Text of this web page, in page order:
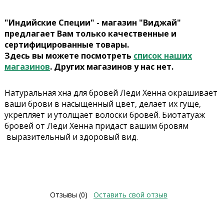
"Индийские Специи" - магазин "Виджай"
предлагает Вам только качественные и
сертифицированные товары.
Здесь вы можете посмотреть список наших
магазинов. Других магазинов у нас нет.
Натуральная хна для бровей Леди Хенна окрашивает
ваши брови в насыщенный цвет, делает их гуще,
укрепляет и утолщает волоски бровей. Биотатуаж
бровей от Леди Хенна придаст вашим бровям
выразительный и здоровый вид.
Отзывы (0) Оставить свой отзыв